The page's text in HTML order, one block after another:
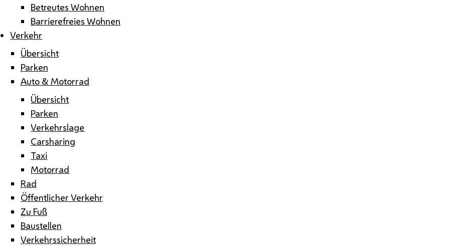
Betreutes Wohnen
Barrierefreies Wohnen
Verkehr
Übersicht
Parken
Auto & Motorrad
Übersicht
Parken
Verkehrslage
Carsharing
Taxi
Motorrad
Rad
Öffentlicher Verkehr
Zu Fuß
Baustellen
Verkehrssicherheit